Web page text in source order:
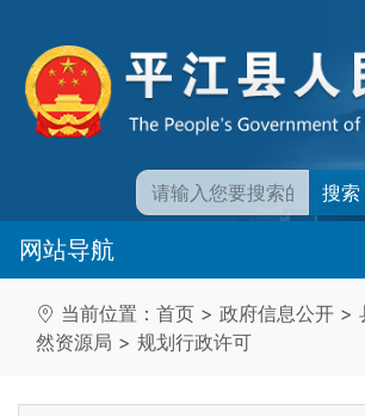
搜索
网站导航
当前位置： 首页 > 政府信息公开 >
然资源局 > 规划行政许可